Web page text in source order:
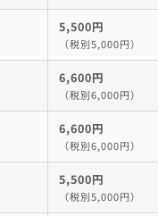
5,500円
（税別5,000円）
6,600円
（税別6,000円）
6,600円
（税別6,000円）
5,500円
（税別5,000円）